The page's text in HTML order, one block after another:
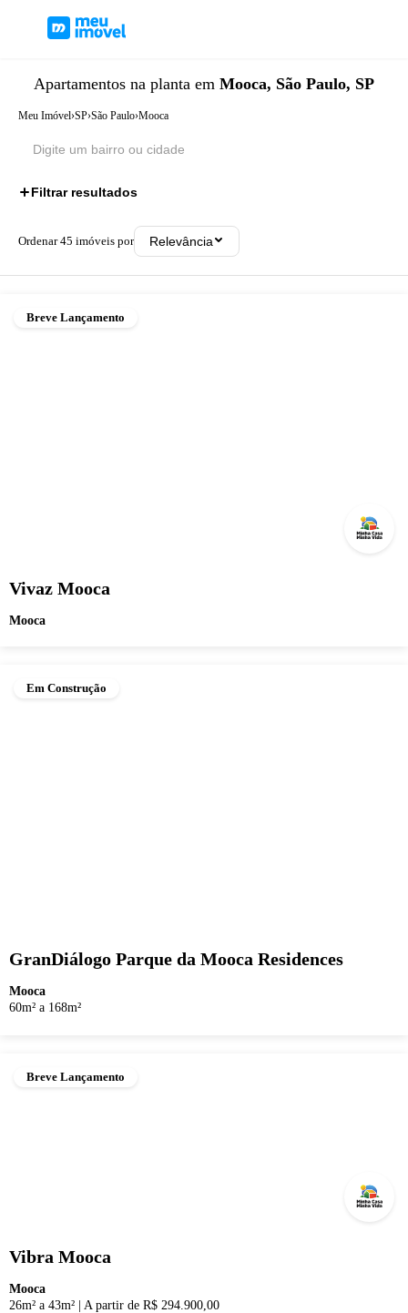
Apartamentos na planta em Mooca, São Paulo, SP
Meu Imóvel›SP›São Paulo›Mooca
Filtrar resultados
Ordenar45 imóveis por Relevância
Breve Lançamento
Vivaz Mooca
Mooca
Em Construção
GranDiálogo Parque da Mooca Residences
Mooca
60m² a 168m²
Breve Lançamento
Vibra Mooca
Mooca
26m² a 43m²
A partir de R$ 294.900,00